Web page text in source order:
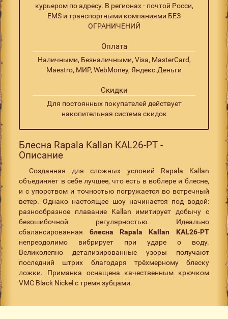
курьером по адресу. В регионах - почтой Росси,
EMS и транспортными компаниями БЕЗ
ОГРАНИЧЕНИЙ
Оплата
Наличными, Безналичными, Visa, MasterCard,
Maestro, МИР, WebMoney, Яндекс.Деньги
Скидки
Для постоянных покупателей действует
накопительная система скидок
Блесна Rapala Kallan KAL26-PT -
Описание
Созданная для сложных условий Rapala Kallan
объединяет в себе лучшее, что есть в воблере и блесне,
и с упорством и точностью погружается во встречный
ветер. Однако настоящее шоу начинается под водой:
разнообразное плавание Kallan имитирует добычу с
безошибочной регулярностью. Идеально
сбалансированная блесна Rapala Kallan KAL26-PT
непреодолимо вибрирует при ударе о воду.
Великолепно детализированные узоры получают
последний штрих благодаря трёхмерному блеску
ложки. Приманка оснащена качественным крючком
VMC Black Nickel с тремя зубцами.